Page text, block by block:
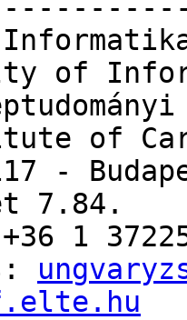
of
of
-
7.84.
1